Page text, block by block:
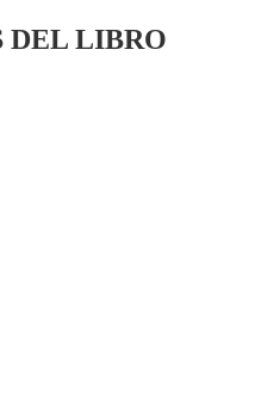
DEL LIBRO